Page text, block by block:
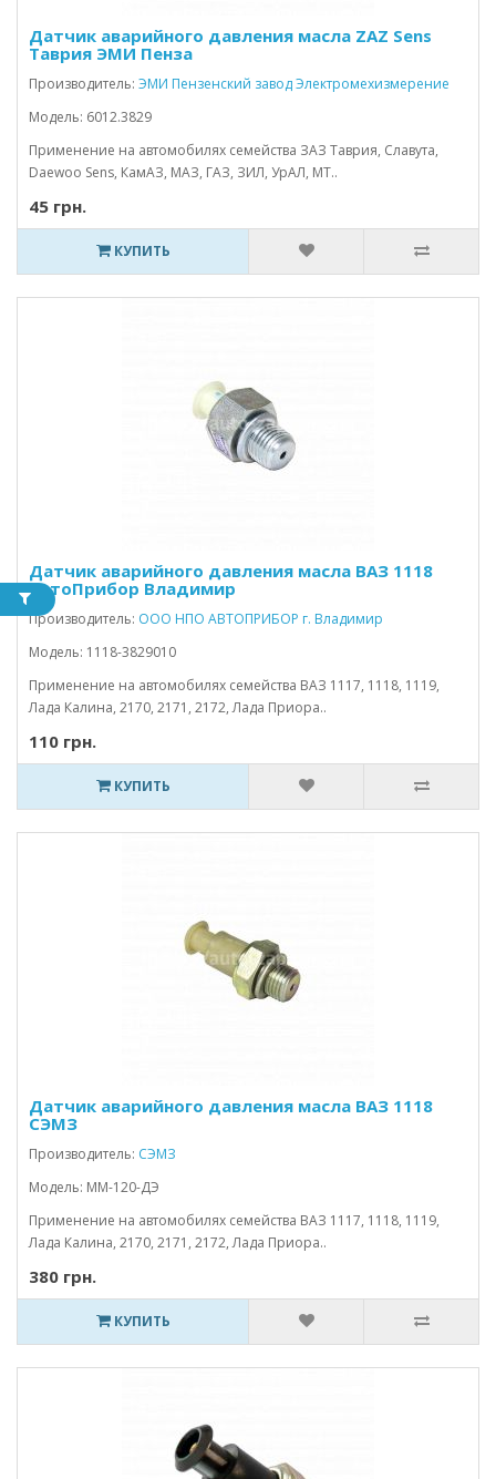
Датчик аварийного давления масла ZAZ Sens
Таврия ЭМИ Пенза
Производитель: ЭМИ Пензенский завод Электромехизмерение
Модель: 6012.3829
Применение на автомобилях семейства ЗАЗ Таврия, Славута,
Daewoo Sens, КамАЗ, МАЗ, ГАЗ, ЗИЛ, УрАЛ, МТ..
45 грн.
КУПИТЬ
Датчик аварийного давления масла ВАЗ 1118
АвтоПрибор Владимир
Производитель: ООО НПО АВТОПРИБОР г. Владимир
Модель: 1118-3829010
Применение на автомобилях семейства ВАЗ 1117, 1118, 1119,
Лада Калина, 2170, 2171, 2172, Лада Приора..
110 грн.
КУПИТЬ
Датчик аварийного давления масла ВАЗ 1118
СЭМЗ
Производитель: СЭМЗ
Модель: ММ-120-ДЭ
Применение на автомобилях семейства ВАЗ 1117, 1118, 1119,
Лада Калина, 2170, 2171, 2172, Лада Приора..
380 грн.
КУПИТЬ